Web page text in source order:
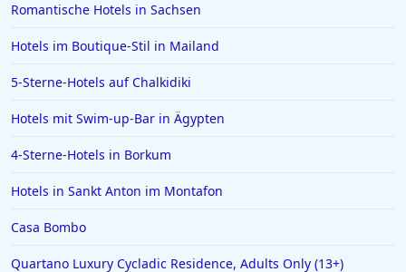
Romantische Hotels in Sachsen
Hotels im Boutique-Stil in Mailand
5-Sterne-Hotels auf Chalkidiki
Hotels mit Swim-up-Bar in Ägypten
4-Sterne-Hotels in Borkum
Hotels in Sankt Anton im Montafon
Casa Bombo
Quartano Luxury Cycladic Residence, Adults Only (13+)